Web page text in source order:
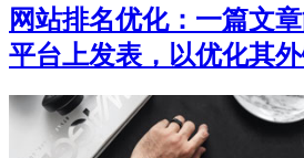
网站排名优化：一篇文
平台上发表，以优化其